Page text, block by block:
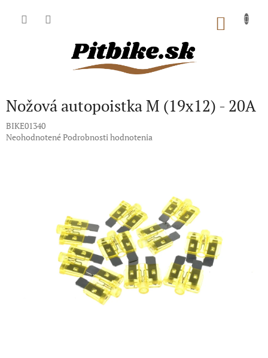
Nožová autopoistka M (19x12) - 20A
BIKE01340
Priemerné
NeohodnotenéPodrobnosti hodnotenia